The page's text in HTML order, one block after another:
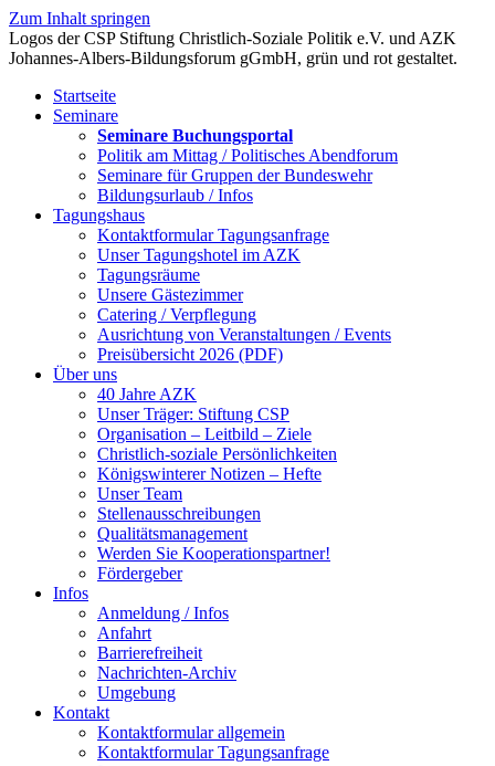
Zum Inhalt springen
Startseite
Seminare
Seminare Buchungsportal
Politik am Mittag / Politisches Abendforum
Seminare für Gruppen der Bundeswehr
Bildungsurlaub / Infos
Tagungshaus
Kontaktformular Tagungsanfrage
Unser Tagungshotel im AZK
Tagungsräume
Unsere Gästezimmer
Catering / Verpflegung
Ausrichtung von Veranstaltungen / Events
Preisübersicht 2026 (PDF)
Über uns
40 Jahre AZK
Unser Träger: Stiftung CSP
Organisation – Leitbild – Ziele
Christlich-soziale Persönlichkeiten
Königswinterer Notizen – Hefte
Unser Team
Stellenausschreibungen
Qualitätsmanagement
Werden Sie Kooperationspartner!
Fördergeber
Infos
Anmeldung / Infos
Anfahrt
Barrierefreiheit
Nachrichten-Archiv
Umgebung
Kontakt
Kontaktformular allgemein
Kontaktformular Tagungsanfrage